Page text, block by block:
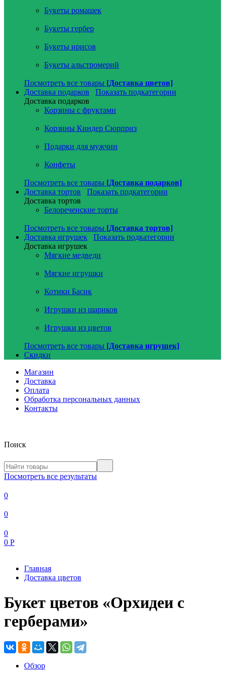
Букеты ромашек
Букеты гербер
Букеты ирисов
Букеты альстромерий
Посмотреть все товары [Доставка цветов]
Доставка подарков
Показать подкатегории
Доставка подарков
Корзины с фруктами
Корзины Киндер Сюрприз
Подарки для мужчин
Конфеты
Посмотреть все товары [Доставка подарков]
Доставка тортов
Показать подкатегории
Доставка тортов
Белореченские торты
Посмотреть все товары [Доставка тортов]
Доставка игрушек
Показать подкатегории
Доставка игрушек
Мягкие медведи
Мягкие игрушки
Котики Басик
Игрушки из шариков
Игрушки из цветов
Посмотреть все товары [Доставка игрушек]
Скидки
Магазин
Доставка
Оплата
Обработка персональных данных
Контакты
Поиск
Посмотреть все результаты
0
0
0
0 Р
Главная
Доставка цветов
Букет цветов «Орхидеи с
герберами»
Обзор